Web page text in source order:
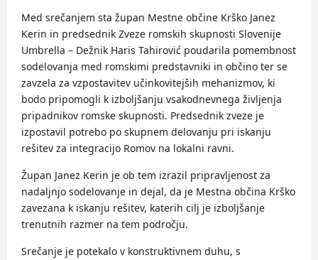
Med srečanjem sta župan Mestne občine Krško Janez
Kerin in predsednik Zveze romskih skupnosti Slovenije
Umbrella – Dežnik Haris Tahirović poudarila pomembnost
sodelovanja med romskimi predstavniki in občino ter se
zavzela za vzpostavitev učinkovitejših mehanizmov, ki
bodo pripomogli k izboljšanju vsakodnevnega življenja
pripadnikov romske skupnosti. Predsednik zveze je
izpostavil potrebo po skupnem delovanju pri iskanju
rešitev za integracijo Romov na lokalni ravni.
Župan Janez Kerin je ob tem izrazil pripravljenost za
nadaljnjo sodelovanje in dejal, da je Mestna občina Krško
zavezana k iskanju rešitev, katerih cilj je izboljšanje
trenutnih razmer na tem področju.
Srečanje je potekalo v konstruktivnem duhu, s